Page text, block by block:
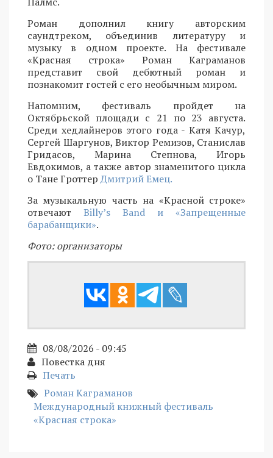
Роман дополнил книгу авторским
саундтреком, объединив литературу и
музыку в одном проекте. На фестивале
«Красная строка» Роман Каграманов
представит свой дебютный роман и
познакомит гостей с его необычным миром.
Напомним, фестиваль пройдет на
Октябрьской площади с 21 по 23 августа.
Среди хедлайнеров этого года - Катя Качур,
Сергей Шаргунов, Виктор Ремизов, Станислав
Гридасов, Марина Степнова, Игорь
Евдокимов, а также автор знаменитого цикла
о Тане ГроттерДмитрий Емец.
За музыкальную часть на «Красной строке»
отвечают Billy’s Band и «Запрещенные
барабанщики».
Фото: организаторы
08/08/2026 - 09:45
Повестка дня
Печать
Роман Каграманов
Международный книжный фестиваль
«Красная строка»